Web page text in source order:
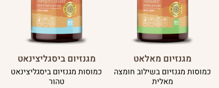
מגנזיום מאלאט
כמוסות מגנזיום בשילוב חומצה
מאלית
מגנזיום ביסגליצינאט
כמוסות מגנזיום ביסגליצינאט
טהור